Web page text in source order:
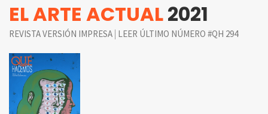
EL ARTE ACTUAL2021
REVISTA VERSIÓN IMPRESA | LEER ÚLTIMO NÚMERO #QH 294